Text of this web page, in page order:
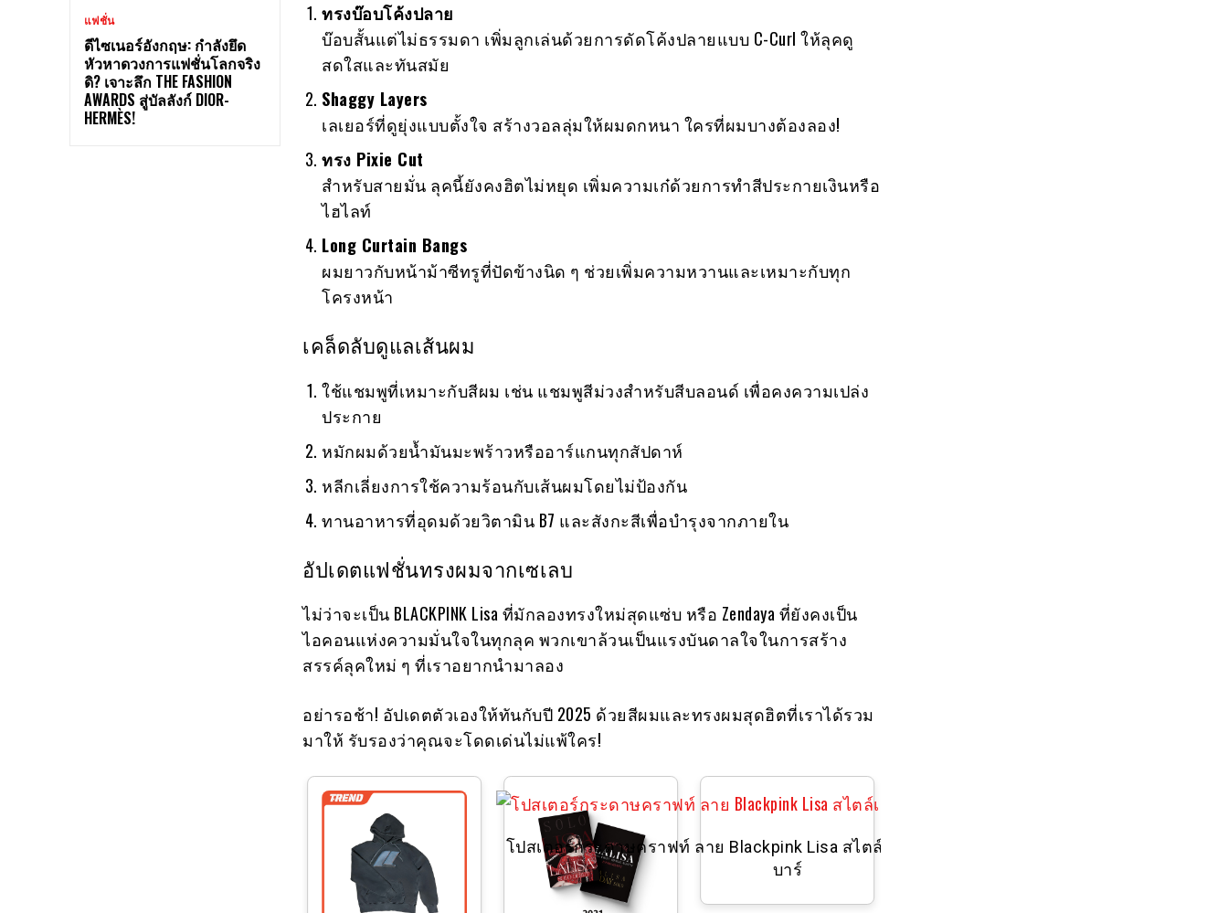
แฟชั่น
ดีไซเนอร์อังกฤษ: กำลังยึด
หัวหาดวงการแฟชั่นโลกจริง
ดิ? เจาะลึก THE FASHION
AWARDS สู่บัลลังก์ DIOR-
HERMÈS!
ทรงบ๊อบโค้งปลาย
บ๊อบสั้นแต่ไม่ธรรมดา เพิ่มลูกเล่นด้วยการดัดโค้งปลายแบบ C-Curl ให้ลุคดู
สดใสและทันสมัย
Shaggy Layers
เลเยอร์ที่ดูยุ่งแบบตั้งใจ สร้างวอลลุ่มให้ผมดกหนา ใครที่ผมบางต้องลอง!
ทรง Pixie Cut
สำหรับสายมั่น ลุคนี้ยังคงฮิตไม่หยุด เพิ่มความเก๋ด้วยการทำสีประกายเงินหรือ
ไฮไลท์
Long Curtain Bangs
ผมยาวกับหน้าม้าซีทรูที่ปัดข้างนิด ๆ ช่วยเพิ่มความหวานและเหมาะกับทุก
โครงหน้า
เคล็ดลับดูแลเส้นผม
ใช้แชมพูที่เหมาะกับสีผม เช่น แชมพูสีม่วงสำหรับสีบลอนด์ เพื่อคงความเปล่ง
ประกาย
หมักผมด้วยน้ำมันมะพร้าวหรืออาร์แกนทุกสัปดาห์
หลีกเลี่ยงการใช้ความร้อนกับเส้นผมโดยไม่ป้องกัน
ทานอาหารที่อุดมด้วยวิตามิน B7 และสังกะสีเพื่อบำรุงจากภายใน
อัปเดตแฟชั่นทรงผมจากเซเลบ
ไม่ว่าจะเป็น BLACKPINK Lisa ที่มักลองทรงใหม่สุดแซ่บ หรือ Zendaya ที่ยังคงเป็น
ไอคอนแห่งความมั่นใจในทุกลุค พวกเขาล้วนเป็นแรงบันดาลใจในการสร้าง
สรรค์ลุคใหม่ ๆ ที่เราอยากนำมาลอง
อย่ารอช้า! อัปเดตตัวเองให้ทันกับปี 2025 ด้วยสีผมและทรงผมสุดฮิตที่เราได้รวม
มาให้ รับรองว่าคุณจะโดดเด่นไม่แพ้ใคร!
โปสเตอร์กระดาษคราฟท์ ลาย Blackpink Lisa สไตล์เรโทร สําหรับตกแต่งห้อง
บาร์